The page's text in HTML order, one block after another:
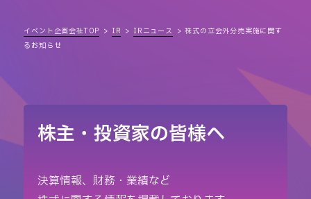
イベント企画会社TOP IR IRニュース
株式の立会外分売実施に関す
るお知らせ
株主・投資家の皆様へ
決算情報、財務・業績など